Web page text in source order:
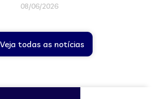
08/06/2026
Veja todas as notícias